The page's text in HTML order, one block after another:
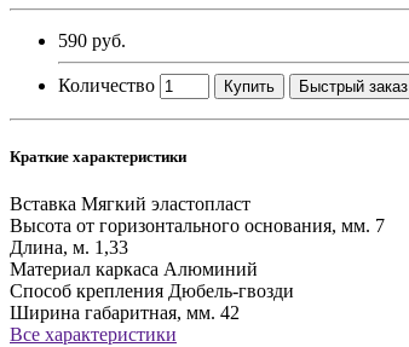
590 руб.
Количество Купить Быстрый заказ
Краткие характеристики
Вставка Мягкий эластопласт
Высота от горизонтального основания, мм. 7
Длина, м. 1,33
Материал каркаса Алюминий
Способ крепления Дюбель-гвозди
Ширина габаритная, мм. 42
Все характеристики